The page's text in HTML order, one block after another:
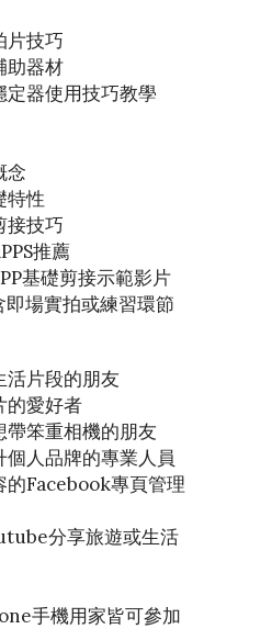
片技巧
助器材
定器使用技巧教學
念
特性
接技巧
推薦
基礎剪接示範影片
場實拍或練習環節
活片段的朋友
的愛好者
帶笨重相機的朋友
個人品牌的專業人員
的Facebook專頁管理
分享旅遊或生活
手機用家皆可參加